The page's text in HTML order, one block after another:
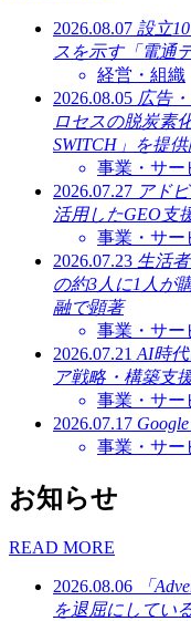
2026.08.07 設立
スを示す「電通
経営・組織
2026.08.05 広告
ロセスの脱炭素
SWITCH」を提
事業・サー
2026.07.27 アド
活用したGEO支
事業・サー
2026.07.23 生活
の約3人に1人が
融で顕著
事業・サー
2026.07.21 AI時
ア戦略・構築支
事業・サー
2026.07.17
事業・サー
お知らせ
READ MORE
2026.08.06
「
を退屈にしてい